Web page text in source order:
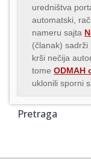
uredništva
automatski,
nameru sajta
(članak)
krši nečija
tome ODMAH
uklonili sporni
Pretraga